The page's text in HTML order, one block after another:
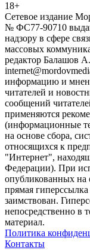
18+
Сетевое издание
№ ФС77-90710
надзору в сфере
массовых
редактор Балашов
информацию и
читателей и
сообщений
применяются
(информационные
на основе сбора,
относящихся к
"Интернет",
Федерации). При
опубликованных на
прямая
заимствован.
непосредственно в
материал.
Политика
Контакты